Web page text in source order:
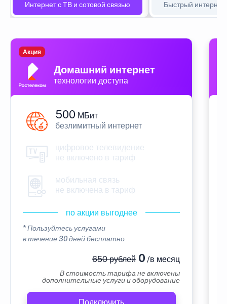
Интернет с ТВ и сотовой связью Быстрый интернет
Домашний интернет
технологии доступа
Акция
500 МБит
безлимитный интернет
цифровое телевидение
не включено в тариф
мобильная связь
не включена в тариф
по акции выгоднее
* Пользуйтесь услугами
в течение 30 дней бесплатно
650 рублей0 /в месяц
В стоимость тарифа не включены
дополнительные услуги и оборудование